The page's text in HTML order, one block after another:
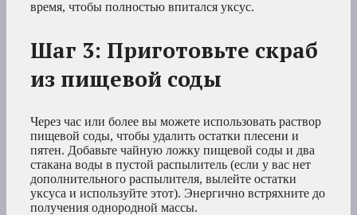
время, чтобы полностью впитался уксус.
Шаг 3: Приготовьте скраб
из пищевой соды
Через час или более вы можете использовать раствор
пищевой соды, чтобы удалить остатки плесени и
пятен. Добавьте чайную ложку пищевой соды и два
стакана воды в пустой распылитель (если у вас нет
дополнительного распылителя, вылейте остатки
уксуса и используйте этот). Энергично встряхните до
получения однородной массы.